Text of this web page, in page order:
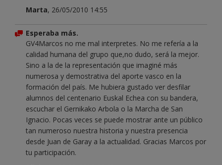
Marta, 26/05/2010 14:55
Esperaba más.
GV4Marcos no me mal interpretes. No me refería a la
calidad humana del grupo que,no dudo, será la mejor.
Sino a la de la representación que imaginé más
numerosa y demostrativa del aporte vasco en la
formación del país. Me hubiera gustado ver desfilar
alumnos del centenario Euskal Echea con su bandera,
escuchar el Gernikako Arbola o la Marcha de San
Ignacio. Pocas veces se puede mostrar ante un público
tan numeroso nuestra historia y nuestra presencia
desde Juan de Garay a la actualidad. Gracias Marcos por
tu participación.